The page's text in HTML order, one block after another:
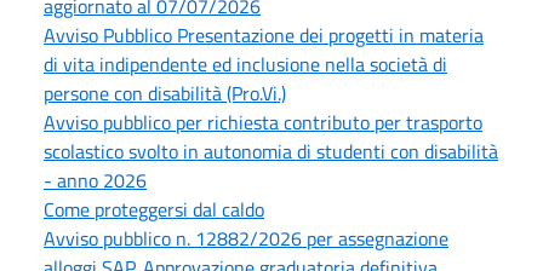
Avviso Pubblico Presentazione dei progetti in materia
di vita indipendente ed inclusione nella società di
persone con disabilità (Pro.Vi.)
Avviso pubblico per richiesta contributo per trasporto
scolastico svolto in autonomia di studenti con disabilità
- anno 2026
Come proteggersi dal caldo
Avviso pubblico n. 12882/2026 per assegnazione